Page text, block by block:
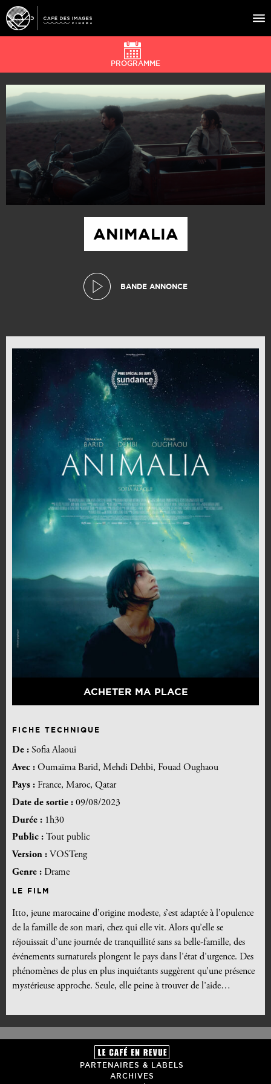
À L’AFFICHE
ÉVÉNEMENTS
CAFÉ DU CINÉ
PRATIQUE
ÉDUCATION AUX IMAGES
ANIMALIA
BANDE ANNONCE
ACHETER MA PLACE
FICHE TECHNIQUE
De : Sofia Alaoui
Avec : Oumaïma Barid, Mehdi Dehbi, Fouad Oughaou
Pays : France, Maroc, Qatar
Date de sortie : 09/08/2023
Durée : 1h30
Public : Tout public
Version : VOSTeng
Genre : Drame
LE FILM
Itto, jeune marocaine d’origine modeste, s’est adaptée à l’opulence
de la famille de son mari, chez qui elle vit. Alors qu’elle se
réjouissait d’une journée de tranquillité sans sa belle-famille, des
événements surnaturels plongent le pays dans l’état d’urgence. Des
phénomènes de plus en plus inquiétants suggèrent qu’une présence
mystérieuse approche. Seule, elle peine à trouver de l’aide…
PROGRAMME
PARTENAIRES & LABELS
ARCHIVES